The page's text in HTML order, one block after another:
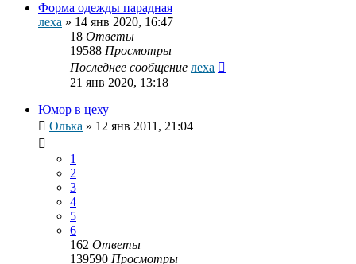
Форма одежды парадная
леха » 14 янв 2020, 16:47
18 Ответы
19588 Просмотры
Последнее сообщение леха
21 янв 2020, 13:18
Юмор в цеху
Олька » 12 янв 2011, 21:04
1
2
3
4
5
6
162 Ответы
139590 Просмотры